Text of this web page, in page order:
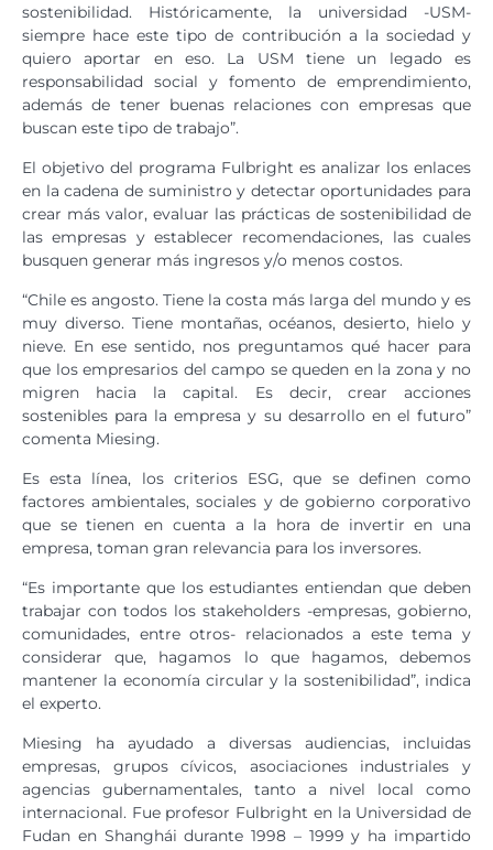
sostenibilidad. Históricamente, la universidad -USM-
siempre hace este tipo de contribución a la sociedad y
quiero aportar en eso. La USM tiene un legado es
responsabilidad social y fomento de emprendimiento,
además de tener buenas relaciones con empresas que
buscan este tipo de trabajo”.
El objetivo del programa Fulbright es analizar los enlaces
en la cadena de suministro y detectar oportunidades para
crear más valor, evaluar las prácticas de sostenibilidad de
las empresas y establecer recomendaciones, las cuales
busquen generar más ingresos y/o menos costos.
“Chile es angosto. Tiene la costa más larga del mundo y es
muy diverso. Tiene montañas, océanos, desierto, hielo y
nieve. En ese sentido, nos preguntamos qué hacer para
que los empresarios del campo se queden en la zona y no
migren hacia la capital. Es decir, crear acciones
sostenibles para la empresa y su desarrollo en el futuro”
comenta Miesing.
Es esta línea, los criterios ESG, que se definen como
factores ambientales, sociales y de gobierno corporativo
que se tienen en cuenta a la hora de invertir en una
empresa, toman gran relevancia para los inversores.
“Es importante que los estudiantes entiendan que deben
trabajar con todos los stakeholders -empresas, gobierno,
comunidades, entre otros- relacionados a este tema y
considerar que, hagamos lo que hagamos, debemos
mantener la economía circular y la sostenibilidad”, indica
el experto.
Miesing ha ayudado a diversas audiencias, incluidas
empresas, grupos cívicos, asociaciones industriales y
agencias gubernamentales, tanto a nivel local como
internacional. Fue profesor Fulbright en la Universidad de
Fudan en Shanghái durante 1998 – 1999 y ha impartido